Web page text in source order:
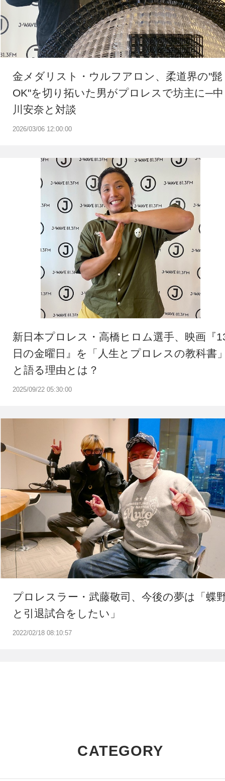
2026/03/06 12:00:00
金メダリスト・ウルフアロン、柔道界の"髭
OK"を切り拓いた男がプロレスで坊主に─中
川安奈と対談
2025/09/22 05:30:00
新日本プロレス・高橋ヒロム選手、映画『
日の金曜日』を「人生とプロレスの教科書
と語る理由とは？
2022/02/18 08:10:57
プロレスラー・武藤敬司、今後の夢は「蝶
と引退試合をしたい」
CATEGORY